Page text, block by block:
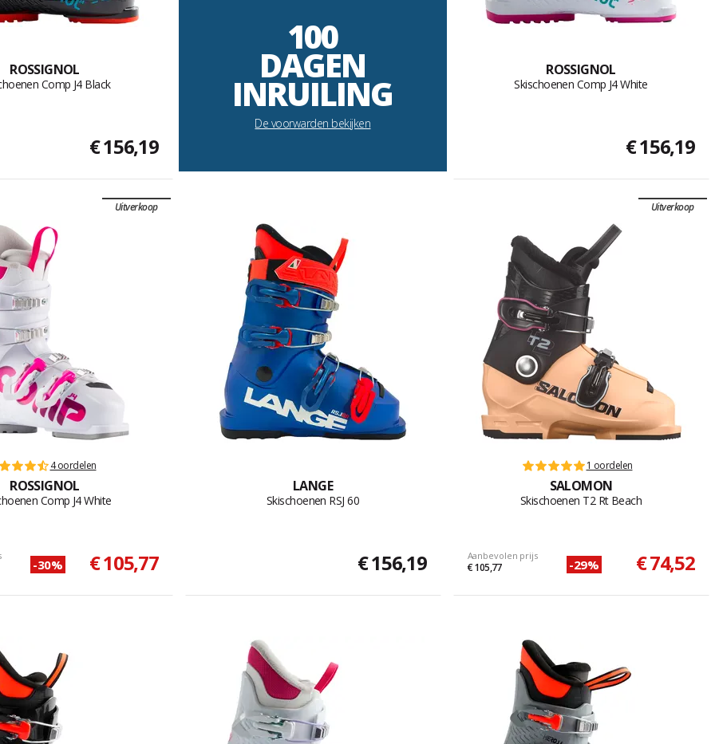
ROSSIGNOL
Comp J4 Black
€ 156,19
100
DAGEN
INRUILING
De voorwarden bekijken
ROSSIGNOL
Skischoenen Comp J4 White
€ 156,19
Uitverkoop
4 oordelen
ROSSIGNOL
Comp J4 White
-30% € 105,77
LANGE
Skischoenen RSJ 60
€ 156,19
Uitverkoop
1 oordelen
SALOMON
Skischoenen T2 Rt Beach
Aanbevolen prijs
€ 105,77 -29% € 74,52